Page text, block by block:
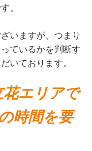
。
いますが、つまり
ているかを判断す
いております。
花エリアで
時間を要